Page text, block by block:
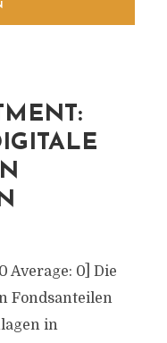
Average: 0] Die
Fondsanteilen
in